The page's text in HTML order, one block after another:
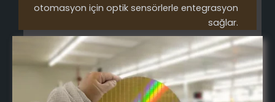
otomasyon için optik sensörlerle entegrasyon
sağlar.